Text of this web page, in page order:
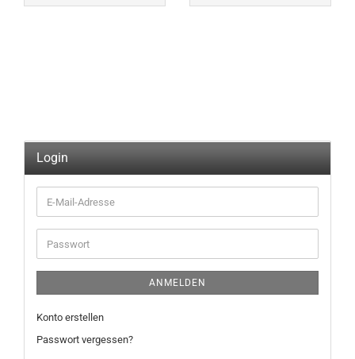
Login
E-
Mail-
Adresse
Passwort
ANMELDEN
Konto erstellen
Passwort vergessen?